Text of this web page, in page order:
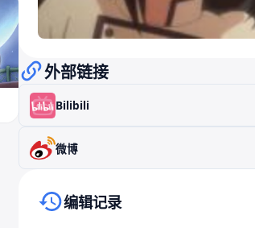
外部链接
Bilibili
微博
编辑记录